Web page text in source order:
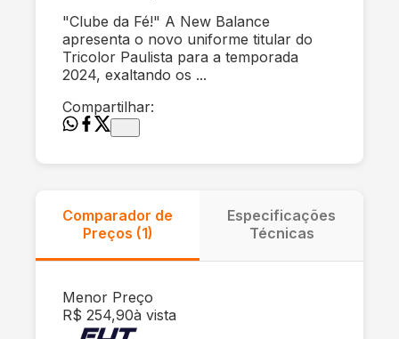
"Clube da Fé!" A New Balance
apresenta o novo uniforme titular do
Tricolor Paulista para a temporada
2024, exaltando os ...
Compartilhar:
Comparador de
Preços (1)
Especificações
Técnicas
Menor Preço
R$ 254,90à vista